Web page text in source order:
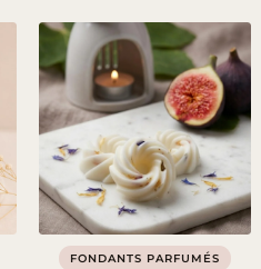
FONDANTS PARFUMÉS